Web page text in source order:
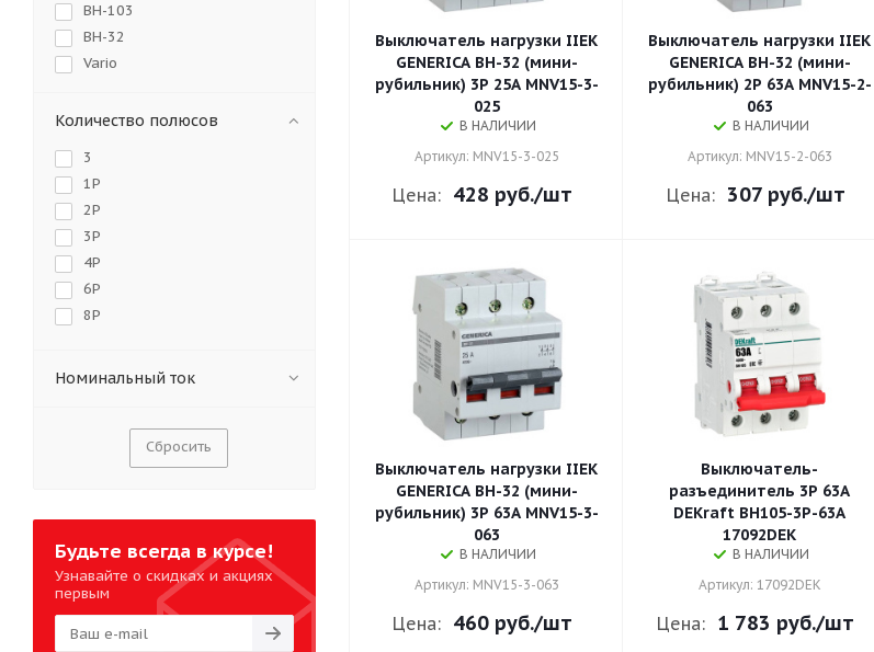
Выключатель нагрузки IIEK
GENERICA ВН-32 (мини-
рубильник) 3Р 25А MNV15-3-
025
В НАЛИЧИИ
Артикул: MNV15-3-025
Цена: 428 руб./шт
Выключатель нагрузки IIEK
GENERICA ВН-32 (мини-
рубильник) 2Р 63А MNV15-2-
063
В НАЛИЧИИ
Артикул: MNV15-2-063
Цена: 307 руб./шт
Выключатель нагрузки IIEK
GENERICA ВН-32 (мини-
рубильник) 3Р 63А MNV15-3-
063
В НАЛИЧИИ
Артикул: MNV15-3-063
Цена: 460 руб./шт
Выключатель-
разъединитель 3Р 63А
DEKraft ВН105-3P-63A
17092DEK
В НАЛИЧИИ
Артикул: 17092DEK
Цена: 1 783 руб./шт
ВН-103
ВН-32
Vario
E200
Vistop
DPX-IS
XLP/SLP
Acti9
BW
ВР-32
Sace Tmax
PROxima
YON MD63P
NZK1
City9 Set
ВН-105
Basic BH
Количество полюсов
3
1P
2P
3P
4P
6P
8P
Номинальный ток
Сбросить
Будьте всегда в курсе!
Узнавайте о скидках и акциях
первым